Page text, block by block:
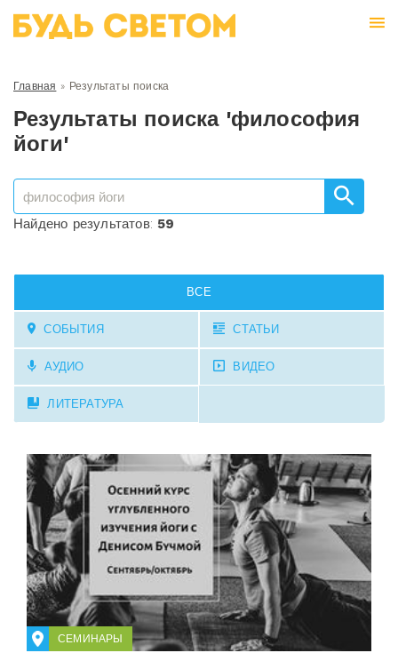
Главная » Результаты поиска
Результаты поиска 'философия
йоги'
Найдено результатов: 59
ВСЕ
СОБЫТИЯ СТАТЬИ
АУДИО ВИДЕО
ЛИТЕРАТУРА
СЕМИНАРЫ